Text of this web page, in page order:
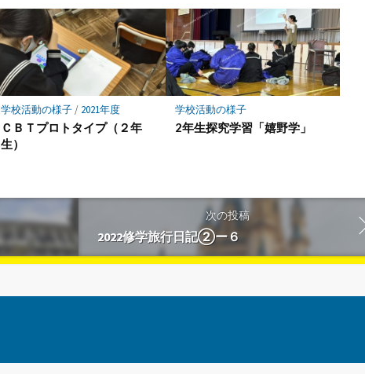
学校活動の様子/ 2021年度
ＣＢＴプロトタイプ（２年
生）
学校活動の様子
2年生探究学習「嬉野学」
次の投稿
2022修学旅行日記②ー６